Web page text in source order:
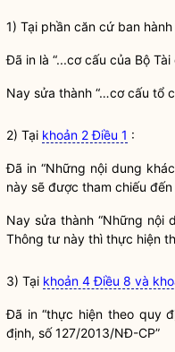
1) Tại phần căn cứ ban
Đã in là “...cơ cấu của Bộ Tài
Nay sửa thành “…cơ cấu tổ
2) Tại khoản 2 Điều 1 :
Đã in “Những nội dung
này sẽ được tham chiếu đến
Nay sửa thành “Những
Thông tư này thì thực hiện
3) Tại khoản 4 Điều 8 và
Đã in “thực hiện theo quy
định, số 127/2013/NĐ-CP”